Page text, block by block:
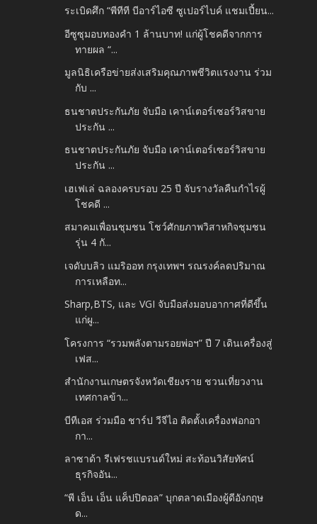
ระเบิดศึก “พีทีที บีอาร์ไอซี ซูเปอร์ไบค์ แชมเปี้ยน...
อีซูซุมอบทองคำ 1 ล้านบาท! แก่ผู้โชคดีจากการ
ทายผล “...
มูลนิธิเครือข่ายส่งเสริมคุณภาพชีวิตแรงงาน ร่วม
กับ ...
ธนชาตประกันภัย จับมือ เคาน์เตอร์เซอร์วิสขาย
ประกัน ...
ธนชาตประกันภัย จับมือ เคาน์เตอร์เซอร์วิสขาย
ประกัน ...
เฮเฟเล่ ฉลองครบรอบ 25 ปี จับรางวัลคืนกำไรผู้
โชคดี ...
สมาคมเพื่อนชุมชน โชว์ศักยภาพวิสาหกิจชุมชน
รุ่น 4 กั...
เจดับบลิว แมริออท กรุงเทพฯ รณรงค์ลดปริมาณ
การเหลือท...
Sharp,BTS, และ VGI จับมือส่งมอบอากาศที่ดีขึ้น
แก่ผู...
โครงการ “รวมพลังตามรอยพ่อฯ” ปี 7 เดินเครื่องสู่
เฟส...
สำนักงานเกษตรจังหวัดเชียงราย ชวนเที่ยวงาน
เทศกาลข้า...
บีทีเอส ร่วมมือ ชาร์ป วีจีไอ ติดตั้งเครื่องฟอกอา
กา...
ลาซาด้า รีเฟรชแบรนด์ใหม่ สะท้อนวิสัยทัศน์
ธุรกิจอัน...
“พี เอ็น เอ็น แค็ปปิตอล” บุกตลาดเมืองผู้ดีอังกฤษ
ด...